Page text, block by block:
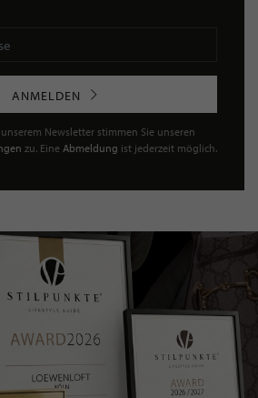
ANMELDEN
Newsletter stimmen Sie unseren
zu. Eine Abmeldung ist jederzeit möglich.